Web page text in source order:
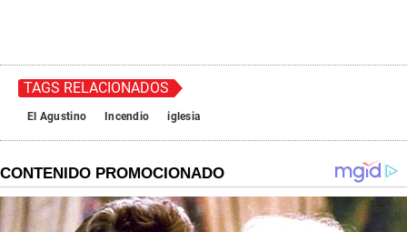
TAGS RELACIONADOS
El Agustino Incendio iglesia